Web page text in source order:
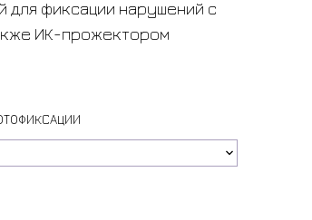
фиксации нарушений с
ИК-прожектором